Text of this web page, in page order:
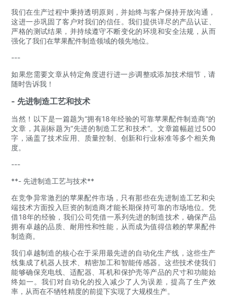
我们在生产过程中秉持透明原则，并始终与客户保持开放沟通，
这进一步巩固了客户对我们的信任。我们提供详尽的产品认证、
严格的测试结果，并持续遵守不断变化的环境和安全法规，从而
强化了我们在苹果配件制造领域的领先地位。
---
如果您需要文章从特定角度进行进一步调整或添加技术细节，请
随时告诉我！
- 先进制造工艺和技术
当然！以下是一篇题为“拥有18年经验的可靠苹果配件制造商”的
文章，其副标题为“先进的制造工艺和技术”。文章篇幅超过500
字，涵盖了技术应用、质量控制、创新和行业标准等多个相关角
度。
---
**- 先进制造工艺与技术**
在竞争异常激烈的苹果配件市场，只有那些在先进制造工艺和尖
端技术方面投入巨资的制造商才能长期保持可靠的市场地位。凭
借18年的经验，我们公司凭借一系列先进的制造技术，确保产品
拥有卓越的品质、耐用性和性能，从而成为值得信赖的苹果配件
制造商。
我们卓越制造的核心在于采用最先进的自动化生产线，这些生产
线集成了机器人技术、精密加工和智能传感器。这些技术使我们
能够确保充电线、适配器、耳机和保护壳等产品的尺寸和功能始
终如一。我们对自动化的投入减少了人为误差，提高了生产效
率，从而在不牺牲精度的前提下实现了大规模生产。